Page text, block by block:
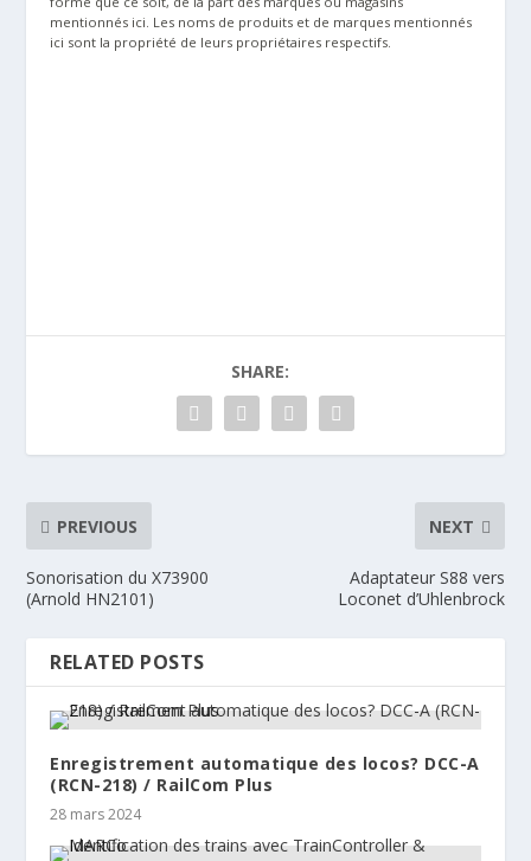
mentionnés ici. Les noms de produits et de marques mentionnés
ici sont la propriété de leurs propriétaires respectifs.
SHARE:
PREVIOUS
Sonorisation du X73900
(Arnold HN2101)
NEXT
Adaptateur S88 vers
Loconet d’Uhlenbrock
RELATED POSTS
Enregistrement automatique des locos? DCC-A
(RCN-218) / RailCom Plus
28 mars 2024